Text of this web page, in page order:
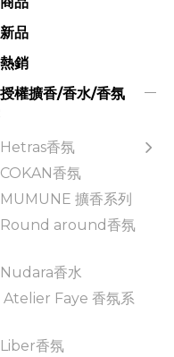
品
銷
權擴香/香水/香氛
香氛
香氛
擴香系列
around香氛
香水
Atelier Faye 香氛系
香氛